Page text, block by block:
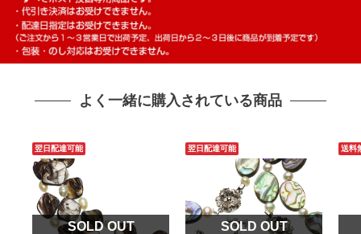
よく一緒に購入されている商品
翌日配達可能
SOLD OUT
翌日配達可能
SOLD OUT
送料